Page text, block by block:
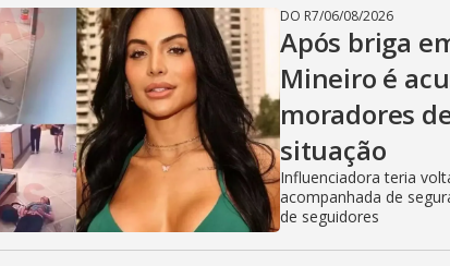
DO R7/06/08/2026
Após briga
Mineiro é
moradores
situação
Influenciadora teria
acompanhada de
de seguidores